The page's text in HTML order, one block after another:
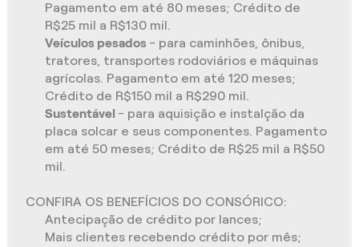
Pagamento em até 80 meses; Crédito de
R$25 mil a R$130 mil.
Veículos pesados - para caminhões, ônibus,
tratores, transportes rodoviários e máquinas
agrícolas. Pagamento em até 120 meses;
Crédito de R$150 mil a R$290 mil.
Sustentável - para aquisição e instalção da
placa solcar e seus componentes. Pagamento
em até 50 meses; Crédito de R$25 mil a R$50
mil.
CONFIRA OS BENEFÍCIOS DO CONSÓRICO:
Antecipação de crédito por lances;
Mais clientes recebendo crédito por mês;